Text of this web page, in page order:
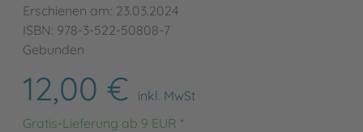
Erschienen am: 23.03.2024
ISBN: 978-3-522-50808-7
Gebunden
12,00 €
inkl. MwSt
Gratis-Lieferung ab 9 EUR *